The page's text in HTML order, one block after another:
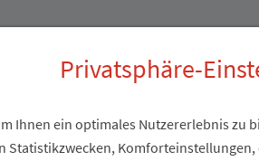
Privatsphäre-
Ihnen ein optimales Nutzererlebnis zu
Statistikzwecken,